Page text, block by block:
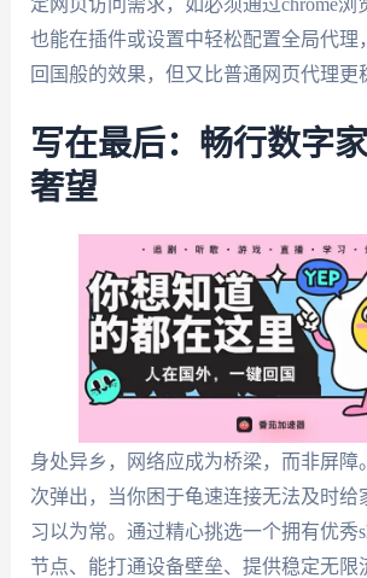
定网页访问需求，如必须通过chrome浏
也能在插件或设置中轻松配置全局代理
回国般的效果，但又比普通网页代理更
写在最后：畅行数字
奢望
身处异乡，网络应成为桥梁，而非屏障
次弹出，当你困于龟速连接无法及时给
习以为常。通过精心挑选一个拥有优秀
节点、能打通设备壁垒、提供稳定无限